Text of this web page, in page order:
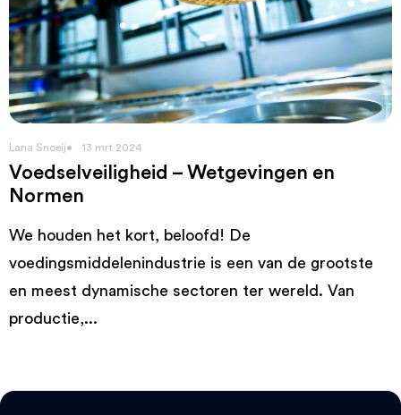
Lana Snoeij 13 mrt 2024
Voedselveiligheid – Wetgevingen en
Normen
We houden het kort, beloofd! De
voedingsmiddelenindustrie is een van de grootste
en meest dynamische sectoren ter wereld. Van
productie,...